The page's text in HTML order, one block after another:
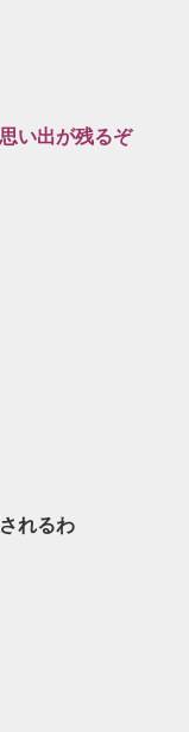
い出が残るぞ
れるわ